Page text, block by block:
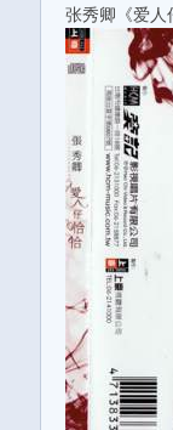
张秀卿《爱人